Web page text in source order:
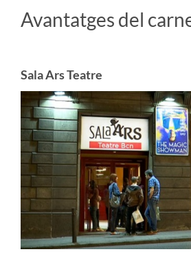
Avantatges del
Sala Ars Teatre